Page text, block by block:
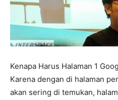
Kenapa Harus Halaman 1
Karena dengan di halaman
akan sering di temukan,